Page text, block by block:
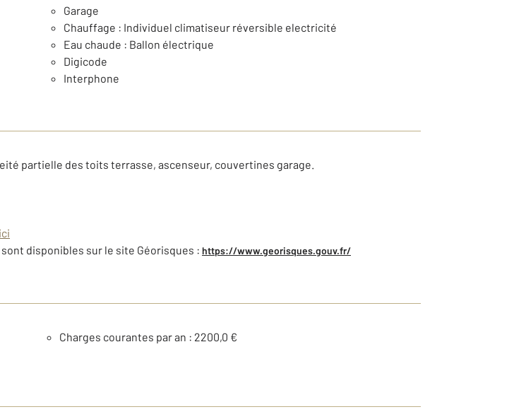
Garage
Chauffage : Individuel climatiseur réversible electricité
Eau chaude : Ballon électrique
Digicode
Interphone
partielle des toits terrasse, ascenseur, couvertines garage.
disponibles sur le site Géorisques : https://www.georisques.gouv.fr/
Charges courantes par an : 2200,0 €